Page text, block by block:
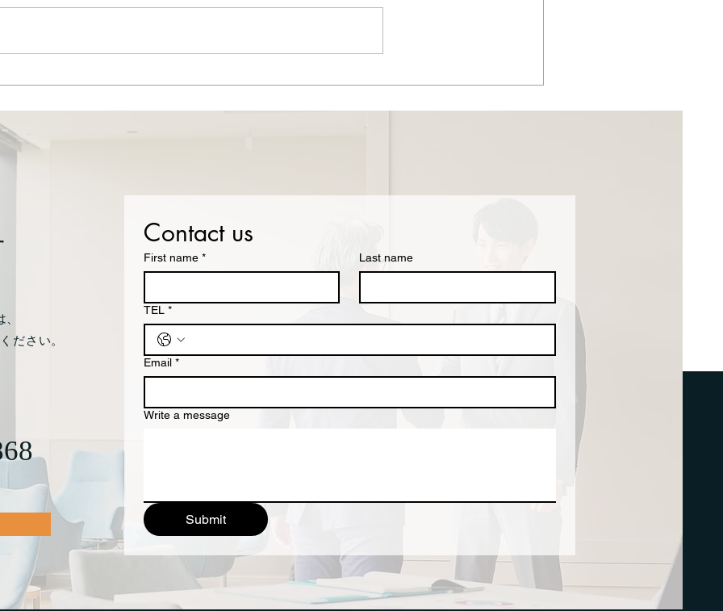
が作られました。ところが、すで
いただいております。 持続化給
が、ある知人から話を持ちかけら
ださい。
Contact us
First name * Last name
TEL *
Email *
Write a message
Submit